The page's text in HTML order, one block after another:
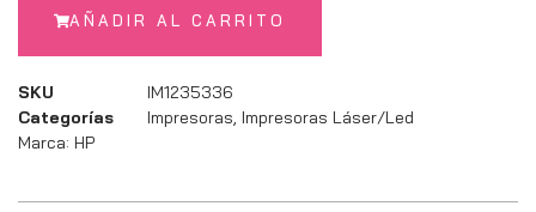
AÑADIR AL CARRITO
SKU
IM1235336
Categorías
Impresoras, Impresoras Láser/Led
Marca: HP